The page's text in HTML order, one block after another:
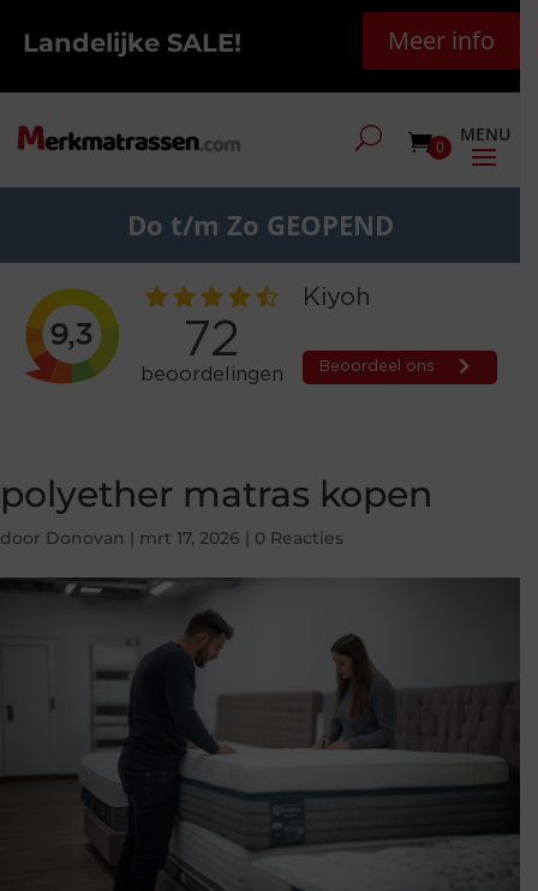
Landelijke SALE! Meer info
0
Do t/m Zo GEOPEND
polyether matras kopen
door Donovan | mrt 17, 2026 | 0 Reacties